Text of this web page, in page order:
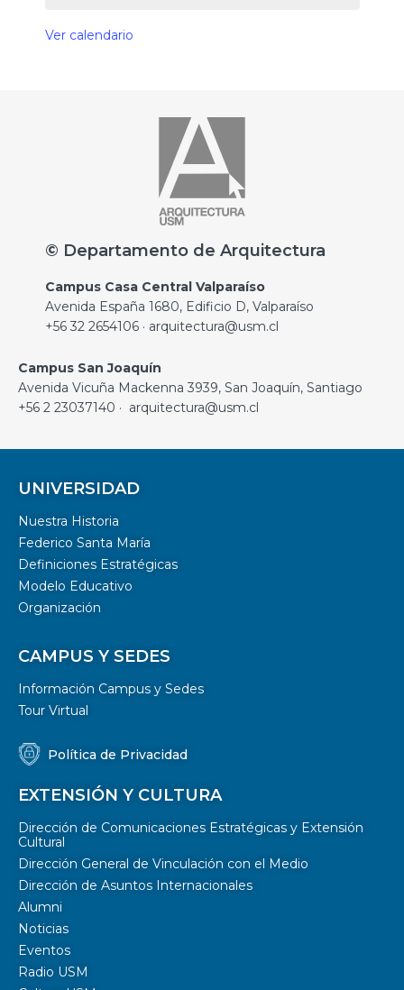
Ver calendario
© Departamento de Arquitectura
Campus Casa Central Valparaíso
Avenida España 1680, Edificio D, Valparaíso
+56 32 2654106 · arquitectura@usm.cl
Campus San Joaquín
Avenida Vicuña Mackenna 3939, San Joaquín, Santiago
+56 2 23037140 · arquitectura@usm.cl
UNIVERSIDAD
Nuestra Historia
Federico Santa María
Definiciones Estratégicas
Modelo Educativo
Organización
CAMPUS Y SEDES
Información Campus y Sedes
Tour Virtual
Política de Privacidad
EXTENSIÓN Y CULTURA
Dirección de Comunicaciones Estratégicas y Extensión
Cultural
Dirección General de Vinculación con el Medio
Dirección de Asuntos Internacionales
Alumni
Noticias
Eventos
Radio USM